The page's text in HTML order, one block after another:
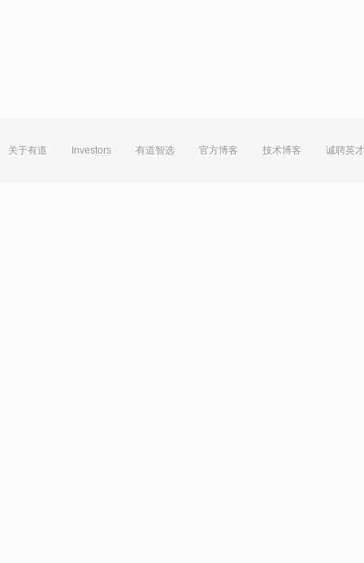
关于有道 Investors 有道智选 官方博客 技术博客 诚聘英才